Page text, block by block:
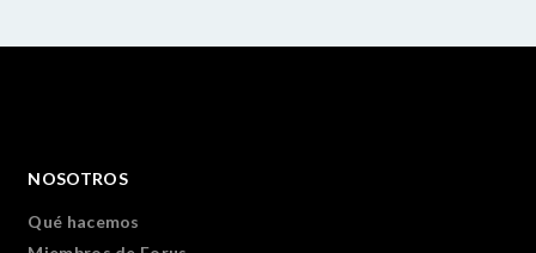
NOSOTROS
Qué hacemos